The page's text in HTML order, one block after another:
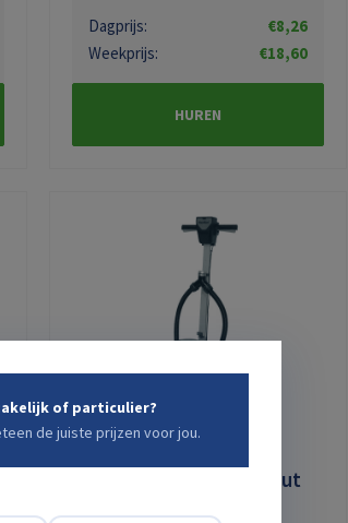
Dagprijs:
€8,26
Weekprijs:
€18,60
HUREN
vloerschuurmachine hout
of particulier?
de juiste prijzen voor jou.